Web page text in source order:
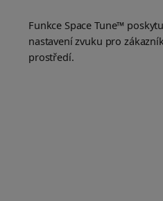
Funkce Space Tune™
nastavení zvuku pro
prostředí.